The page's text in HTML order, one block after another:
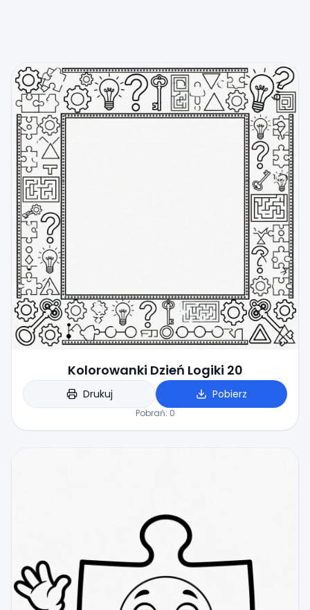
Kolorowanki Dzień Logiki 20
Drukuj Pobierz
Pobrań: 0